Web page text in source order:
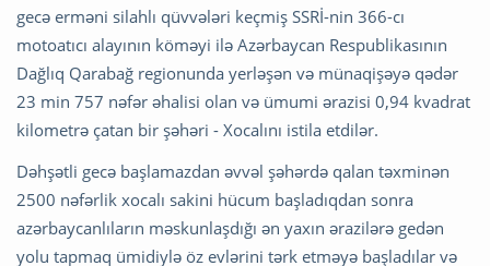
gecə erməni silahlı qüvvələri keçmiş SSRİ-nin 366-cı
motoatıcı alayının köməyi ilə Azərbaycan Respublikasının
Dağlıq Qarabağ regionunda yerləşən və münaqişəyə qədər
23 min 757 nəfər əhalisi olan və ümumi ərazisi 0,94 kvadrat
kilometrə çatan bir şəhəri - Xocalını istila etdilər.
Dəhşətli gecə başlamazdan əvvəl şəhərdə qalan təxminən
2500 nəfərlik xocalı sakini hücum başladıqdan sonra
azərbaycanlıların məskunlaşdığı ən yaxın ərazilərə gedən
yolu tapmaq ümidiylə öz evlərini tərk etməyə başladılar və